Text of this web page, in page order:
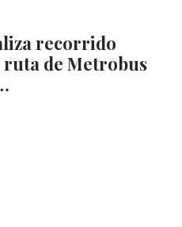
recorrido
de Metrobus